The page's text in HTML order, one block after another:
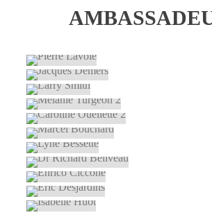
PIERRE LAVOIE
JACQUES DEMERS
LARRY SMITH
MELANIE TURGEON
CAROLINE OUELLETTE
MARCEL BOUCHARD
LYNE BESSETTE
DR RICHARD BELIVEAU
ENRICO CICCONE